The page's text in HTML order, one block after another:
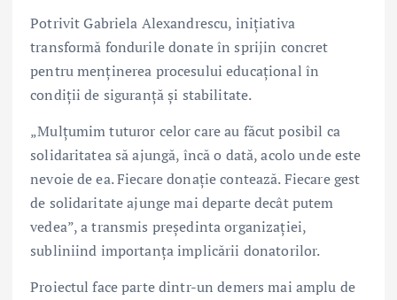
Potrivit Gabriela Alexandrescu, inițiativa
transformă fondurile donate în sprijin concret
pentru menținerea procesului educațional în
condiții de siguranță și stabilitate.
„Mulțumim tuturor celor care au făcut posibil ca
solidaritatea să ajungă, încă o dată, acolo unde este
nevoie de ea. Fiecare donație contează. Fiecare gest
de solidaritate ajunge mai departe decât putem
vedea”, a transmis președinta organizației,
subliniind importanța implicării donatorilor.
Proiectul face parte dintr-un demers mai amplu de